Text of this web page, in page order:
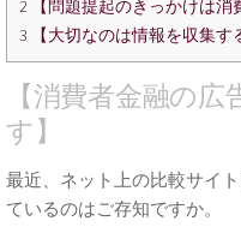
2 【問題提起のきっかけは消
3 【大切なのは情報を収集す
【消費者金融の
す】
最近、ネット上の比較サイ
ているのはご存知ですか。